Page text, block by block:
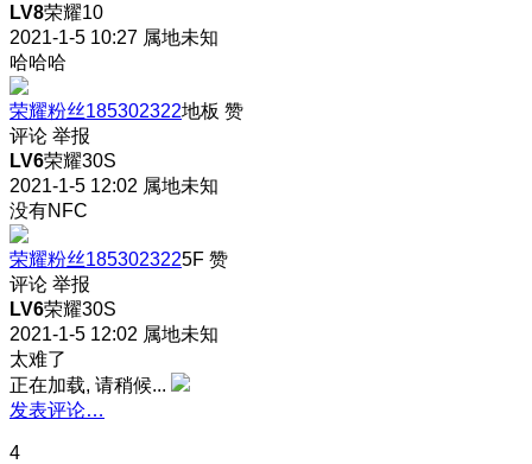
LV8荣耀10
2021-1-5 10:27 属地未知
哈哈哈
荣耀粉丝185302322地板 赞
评论 举报
LV6荣耀30S
2021-1-5 12:02 属地未知
没有NFC
荣耀粉丝1853023225F 赞
评论 举报
LV6荣耀30S
2021-1-5 12:02 属地未知
太难了
正在加载, 请稍候...
发表评论…
4